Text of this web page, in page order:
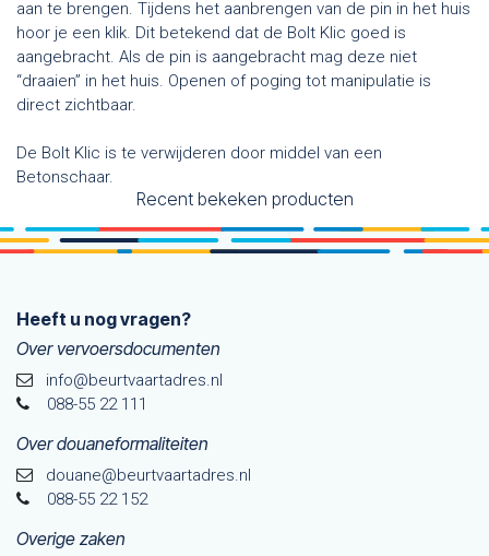
aan te brengen. Tijdens het aanbrengen van de pin in het huis
hoor je een klik. Dit betekend dat de Bolt Klic goed is
aangebracht. Als de pin is aangebracht mag deze niet
“draaien” in het huis. Openen of poging tot manipulatie is
direct zichtbaar.
De Bolt Klic is te verwijderen door middel van een
Betonschaar.
Recent bekeken producten
Heeft u nog vragen?
Over vervoersdocumenten
info@beurtvaartadres.nl
088-55 22 111
Over douaneformaliteiten
douane@beurtvaarta​dres.nl
088-55 22 152
Overige zaken